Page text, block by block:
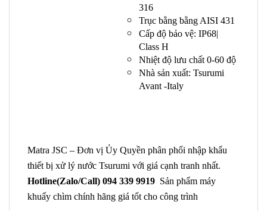
316
Trục bằng bằng AISI 431
Cấp độ bảo vệ: IP68|
Class H
Nhiệt độ lưu chất 0-60 độ
Nhà sản xuất: Tsurumi
Avant -Italy
Matra JSC – Đơn vị Ủy Quyền phân phối nhập khẩu
thiết bị xử lý nước Tsurumi với giá cạnh tranh nhất.
Hotline(Zalo/Call) 094 339 9919 Sản phẩm máy
khuấy chìm chính hãng giá tốt cho công trình